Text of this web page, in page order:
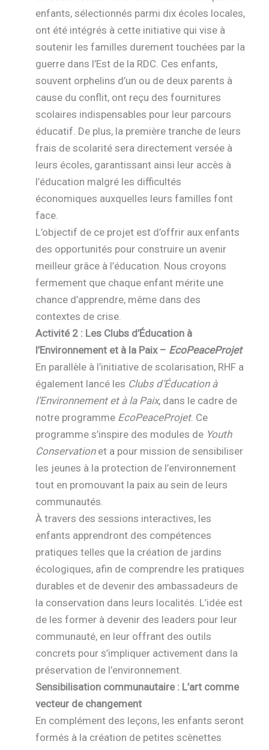
enfants, sélectionnés parmi dix écoles locales,
ont été intégrés à cette initiative qui vise à
soutenir les familles durement touchées par la
guerre dans l’Est de la RDC. Ces enfants,
souvent orphelins d’un ou de deux parents à
cause du conflit, ont reçu des fournitures
scolaires indispensables pour leur parcours
éducatif. De plus, la première tranche de leurs
frais de scolarité sera directement versée à
leurs écoles, garantissant ainsi leur accès à
l’éducation malgré les difficultés
économiques auxquelles leurs familles font
face.
L’objectif de ce projet est d’offrir aux enfants
des opportunités pour construire un avenir
meilleur grâce à l’éducation. Nous croyons
fermement que chaque enfant mérite une
chance d’apprendre, même dans des
contextes de crise.
Activité 2 : Les Clubs d’Éducation à
l’Environnement et à la Paix – EcoPeaceProjet
En parallèle à l’initiative de scolarisation, RHF a
également lancé les Clubs d’Éducation à
l’Environnement et à la Paix, dans le cadre de
notre programme EcoPeaceProjet. Ce
programme s’inspire des modules de Youth
Conservationet a pour mission de sensibiliser
les jeunes à la protection de l’environnement
tout en promouvant la paix au sein de leurs
communautés.
À travers des sessions interactives, les
enfants apprendront des compétences
pratiques telles que la création de jardins
écologiques, afin de comprendre les pratiques
durables et de devenir des ambassadeurs de
la conservation dans leurs localités. L’idée est
de les former à devenir des leaders pour leur
communauté, en leur offrant des outils
concrets pour s’impliquer activement dans la
préservation de l’environnement.
Sensibilisation communautaire : L’art comme
vecteur de changement
En complément des leçons, les enfants seront
formés à la création de petites scènettes